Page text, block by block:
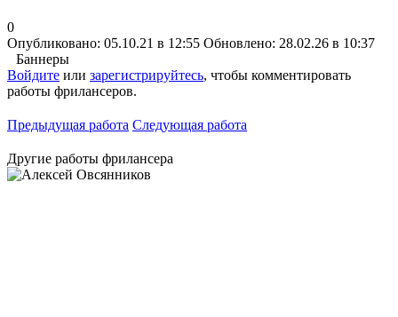
0
Опубликовано: 05.10.21 в 12:55 Обновлено: 28.02.26 в 10:37
Баннеры
Войдите или зарегистрируйтесь, чтобы комментировать
работы фрилансеров.
Предыдущая работа Следующая работа
Другие работы фрилансера